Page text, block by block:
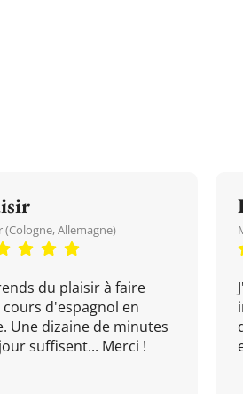
(Cologne, Allemagne)
du plaisir à faire
cours d'espagnol en
Une dizaine de minutes
suffisent... Merci !